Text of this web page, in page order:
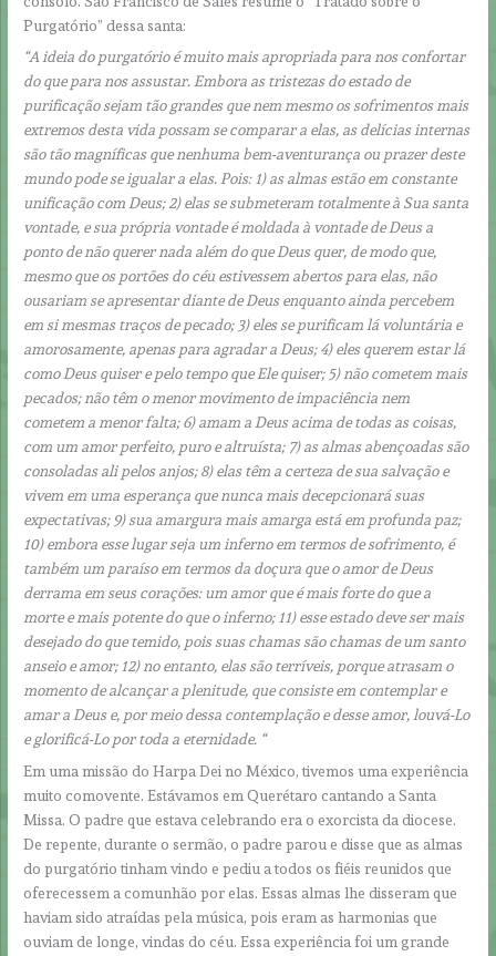
Purgatório” dessa santa:
“A ideia do purgatório é muito mais apropriada para nos confortar
do que para nos assustar. Embora as tristezas do estado de
purificação sejam tão grandes que nem mesmo os sofrimentos mais
extremos desta vida possam se comparar a elas, as delícias internas
são tão magníficas que nenhuma bem-aventurança ou prazer deste
mundo pode se igualar a elas. Pois: 1) as almas estão em constante
unificação com Deus; 2) elas se submeteram totalmente à Sua santa
vontade, e sua própria vontade é moldada à vontade de Deus a
ponto de não querer nada além do que Deus quer, de modo que,
mesmo que os portões do céu estivessem abertos para elas, não
ousariam se apresentar diante de Deus enquanto ainda percebem
em si mesmas traços de pecado; 3) eles se purificam lá voluntária e
amorosamente, apenas para agradar a Deus; 4) eles querem estar lá
como Deus quiser e pelo tempo que Ele quiser; 5) não cometem mais
pecados; não têm o menor movimento de impaciência nem
cometem a menor falta; 6) amam a Deus acima de todas as coisas,
com um amor perfeito, puro e altruísta; 7) as almas abençoadas são
consoladas ali pelos anjos; 8) elas têm a certeza de sua salvação e
vivem em uma esperança que nunca mais decepcionará suas
expectativas; 9) sua amargura mais amarga está em profunda paz;
10) embora esse lugar seja um inferno em termos de sofrimento, é
também um paraíso em termos da doçura que o amor de Deus
derrama em seus corações: um amor que é mais forte do que a
morte e mais potente do que o inferno; 11) esse estado deve ser mais
desejado do que temido, pois suas chamas são chamas de um santo
anseio e amor; 12) no entanto, elas são terríveis, porque atrasam o
momento de alcançar a plenitude, que consiste em contemplar e
amar a Deus e, por meio dessa contemplação e desse amor, louvá-Lo
e glorificá-Lo por toda a eternidade. “
Em uma missão do Harpa Dei no México, tivemos uma experiência
muito comovente. Estávamos em Querétaro cantando a Santa
Missa. O padre que estava celebrando era o exorcista da diocese.
De repente, durante o sermão, o padre parou e disse que as almas
do purgatório tinham vindo e pediu a todos os fiéis reunidos que
oferecessem a comunhão por elas. Essas almas lhe disseram que
haviam sido atraídas pela música, pois eram as harmonias que
ouviam de longe, vindas do céu. Essa experiência foi um grande